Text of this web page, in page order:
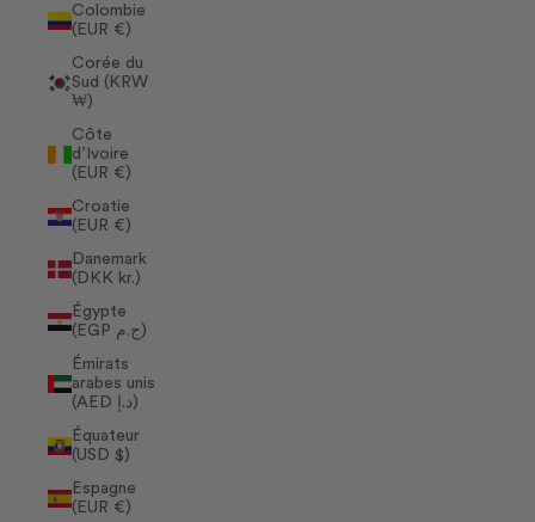
Colombie
(EUR €)
Corée du
Sud (KRW
₩)
Côte
d’Ivoire
(EUR €)
Croatie
(EUR €)
Danemark
(DKK kr.)
Égypte
(EGP ج.م)
Émirats
arabes unis
(AED د.إ)
Équateur
(USD $)
Espagne
(EUR €)